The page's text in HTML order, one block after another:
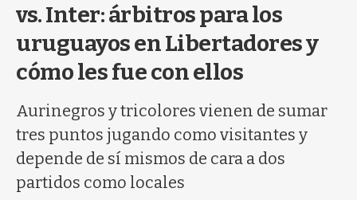
vs. Inter: árbitros para los
uruguayos en Libertadores y
cómo les fue con ellos
Aurinegros y tricolores vienen de sumar
tres puntos jugando como visitantes y
depende de sí mismos de cara a dos
partidos como locales